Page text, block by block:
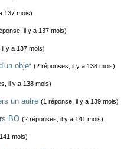
137 mois)
il y a 137 mois)
y a 137 mois)
objet (2 réponses, il y a 138 mois)
il y a 138 mois)
un autre (1 réponse, il y a 139 mois)
BO (2 réponses, il y a 141 mois)
mois)